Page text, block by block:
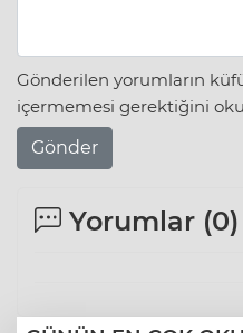
Gönderilen yorumların
içermemesi gerektiğini
Gönder
Yorumlar (0)